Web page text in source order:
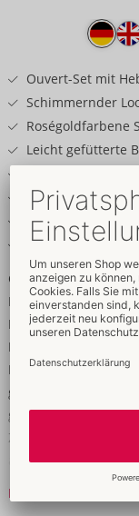
Produkttext
Ouvert-Set mit
Schimmernder
Roségoldfarbene
Leicht gefütterte
Einladend offen
Träger verstellbar
Weich &
Glamour mit Wow-
Luxuriöses Ouvert-
Riostring in stilvoll
Details und edlen
Rundum elastisch
geschnittener Hebe-
gefütterten Bügel-
Zwischen den Cups
an den passend
schönes
Hakenverschluss.
Mehr lesen